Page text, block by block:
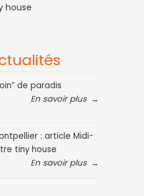
house
de paradis
En savoir plus →
: article Midi-
tiny house
En savoir plus →